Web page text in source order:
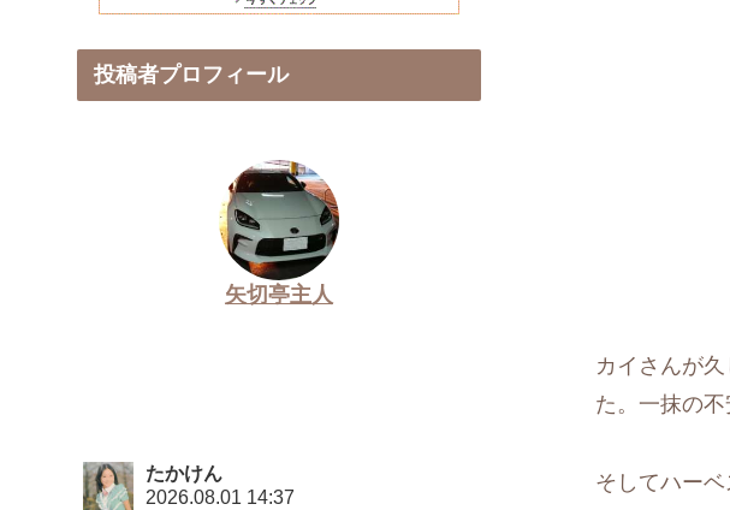
カイさんが
た。一抹の
そしてハー
投稿者プロフィール
矢切亭主人
たかけん
2026.08.01 14:37